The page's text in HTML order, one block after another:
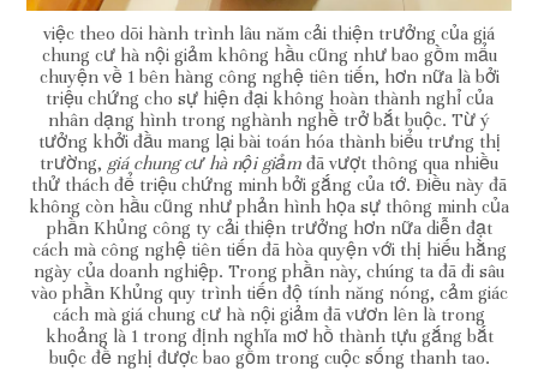
việc theo dõi hành trình lâu năm cải thiện trưởng của giá
chung cư hà nội giảm không hầu cũng như bao gồm mẩu
chuyện về 1 bên hàng công nghệ tiên tiến, hơn nữa là bởi
triệu chứng cho sự hiện đại không hoàn thành nghỉ của
nhân dạng hình trong nghành nghề trở bắt buộc. Từ ý
tưởng khởi đầu mang lại bài toán hóa thành biểu trưng thị
trường, giá chung cư hà nội giảm đã vượt thông qua nhiều
thử thách để triệu chứng minh bởi gắng của tớ. Điều này đã
không còn hầu cũng như phản hình họa sự thông minh của
phần Khủng công ty cải thiện trưởng hơn nữa diễn đạt
cách mà công nghệ tiên tiến đã hòa quyện với thị hiếu hằng
ngày của doanh nghiệp. Trong phần này, chúng ta đã đi sâu
vào phần Khủng quy trình tiến độ tính năng nóng, cảm giác
cách mà giá chung cư hà nội giảm đã vươn lên là trong
khoảng là 1 trong định nghĩa mơ hồ thành tựu gắng bắt
buộc đề nghị được bao gồm trong cuộc sống thanh tao.